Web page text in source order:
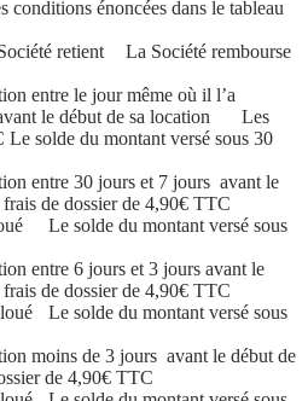
conditions énoncées dans le tableau
retient
La Société rembourse
entre le jour même où il l’a
le début de sa location
Les
Le solde du montant versé sous 30
entre 30 jours et 7 jours avant le
de dossier de 4,90€ TTC
Le solde du montant versé sous
entre 6 jours et 3 jours avant le
de dossier de 4,90€ TTC
Le solde du montant versé sous
moins de 3 jours avant le début de
de 4,90€ TTC